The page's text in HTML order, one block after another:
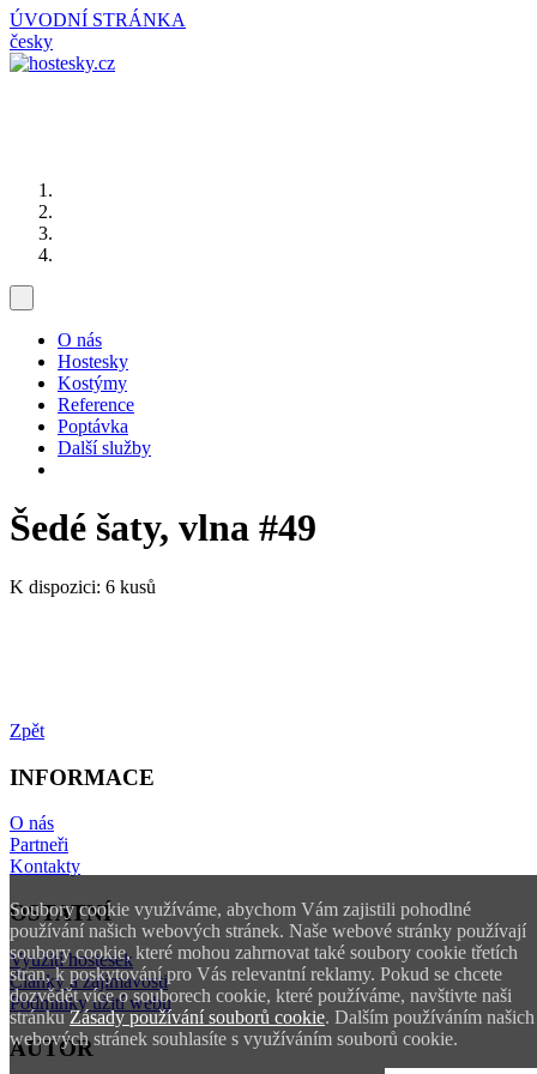
Soubory cookie využíváme, abychom Vám zajistili pohodlné
používání našich webových stránek. Naše webové stránky používají
soubory cookie, které mohou zahrnovat také soubory cookie třetích
stran, k poskytování pro Vás relevantní reklamy. Pokud se chcete
dozvědět více o souborech cookie, které používáme, navštivte naši
stránkuZásady používání souborů cookie. Dalším používáním našich
webových stránek souhlasíte s využíváním souborů cookie.
ÚVODNÍ STRÁNKA
česky
O nás
Hostesky
Kostýmy
Reference
Poptávka
Další služby
Šedé šaty, vlna #49
K dispozici: 6 kusů
Zpět
INFORMACE
O nás
Partneři
Kontakty
OSTATNÍ
Využití hostesek
Články a zajímavosti
Podmínky užití webu
AUTOR